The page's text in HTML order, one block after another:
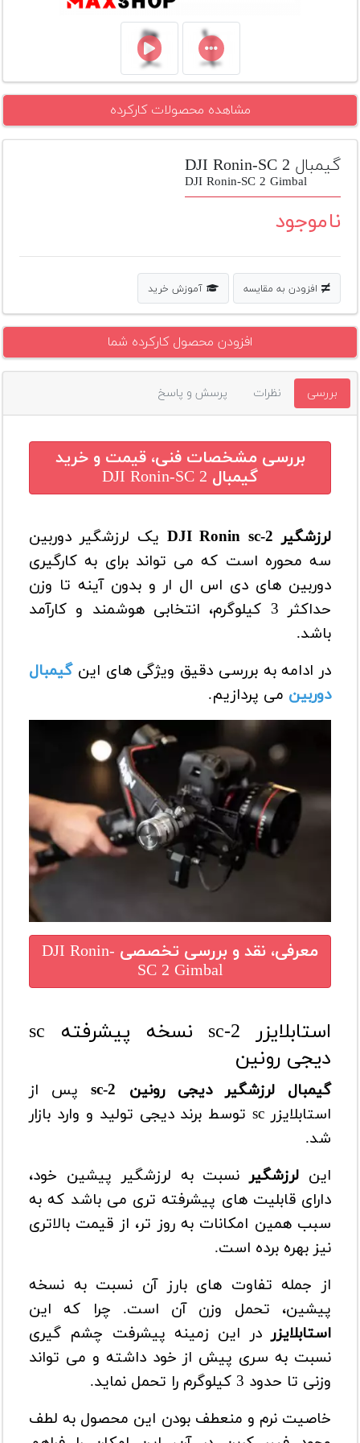
افزودن
دست
قیمت
دوربین
بله
مشاهده محصولات کارکرده
گیمبال DJI Ronin-SC 2
DJI Ronin-SC 2 Gimbal
ناموجود
افزودن به مقایسه آموزش خرید
افزودن محصول کارکرده شما
بررسی نظرات پرسش و پاسخ
بررسی مشخصات فنی، قیمت و خرید
گیمبال DJI Ronin-SC 2
لرزشگیر DJI Ronin sc-2
یک لرزشگیر دوربین
سه محوره است که می تواند برای به کارگیری
دوربین های دی اس ال ار و بدون آینه تا وزن
حداکثر 3 کیلوگرم، انتخابی هوشمند و کارآمد
باشد.
در ادامه به بررسی دقیق ویژگی های اینگیمبال
دوربین می پردازیم.
معرفی، نقد و بررسی تخصصی DJI Ronin-
SC 2 Gimbal
استابلایزر sc-2 نسخه پیشرفته sc
دیجی رونین
گیمبال لرزشگیر دیجی رونین sc-2
پس از
استابلایزر sc توسط برند دیجی تولید و وارد بازار
شد.
این لرزشگیر نسبت به لرزشگیر پیشین خود،
دارای قابلیت های پیشرفته تری می باشد که به
سبب همین امکانات به روز تر، از قیمت بالاتری
نیز بهره برده است.
از جمله تفاوت های بارز آن نسبت به نسخه
پیشین، تحمل وزن آن است. چرا که این
استابلایزر در این زمینه پیشرفت چشم گیری
نسبت به سری پیش از خود داشته و می تواند
وزنی تا حدود 3 کیلوگرم را تحمل نماید.
خاصیت نرم و منعطف بودن این محصول به لطف